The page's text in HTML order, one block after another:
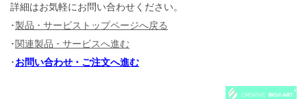
詳細はお気軽にお問い合わせください。
･製品 ･ サービストップページへ戻る
･関連製品 ･ サービスへ進む
･お問い合わせ ･ ご注文へ進む